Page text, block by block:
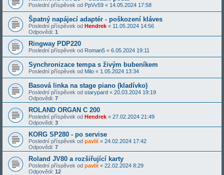
Poslední příspěvek od PpVv59 « 14.05.2024 17:58
Špatný napájecí adaptér - poškození kláves
Poslední příspěvek od Hendrek « 11.05.2024 14:56
Odpovědi: 1
Ringway PDP220
Poslední příspěvek od Roman5 « 6.05.2024 19:11
Synchronizace tempa s živým bubeníkem
Poslední příspěvek od Milo « 1.05.2024 13:34
Basová linka na stage piano (kladívko)
Poslední příspěvek od starypard « 20.03.2024 19:19
Odpovědi: 7
ROLAND ORGAN C 200
Poslední příspěvek od Hendrek « 27.02.2024 21:49
Odpovědi: 3
KORG SP280 - po servise
Poslední příspěvek od pavlii « 24.02.2024 17:42
Odpovědi: 7
Roland JV80 a rozšiřující karty
Poslední příspěvek od pavlii « 22.02.2024 8:29
Odpovědi: 12